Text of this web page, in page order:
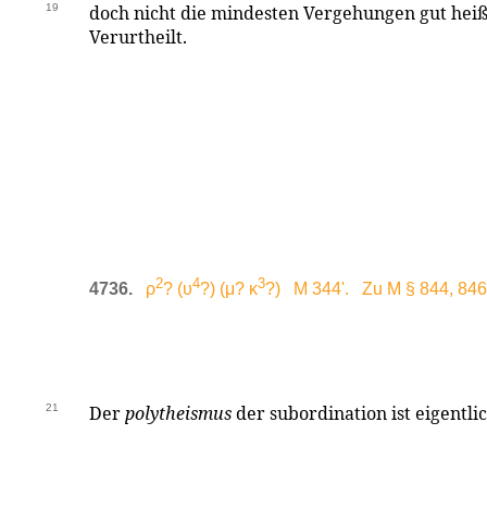
19
doch nicht die mindesten Vergehungen gut
Verurtheilt.
4736. ρ2? (υ4?) (μ? κ3?) M 344'. Zu M § 844,
21 Derpolytheismusder subordination ist